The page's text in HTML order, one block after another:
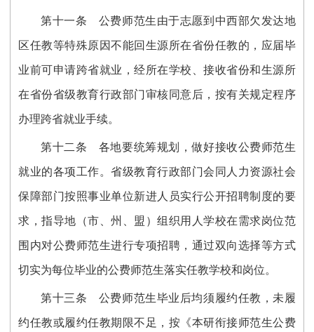
第十一条 公费师范生由于志愿到中西部欠发达地
区任教等特殊原因不能回生源所在省份任教的，应届毕
业前可申请跨省就业，经所在学校、接收省份和生源所
在省份省级教育行政部门审核同意后，按有关规定程序
办理跨省就业手续。
第十二条 各地要统筹规划，做好接收公费师范生
就业的各项工作。省级教育行政部门会同人力资源社会
保障部门按照事业单位新进人员实行公开招聘制度的要
求，指导地（市、州、盟）组织用人学校在需求岗位范
围内对公费师范生进行专项招聘，通过双向选择等方式
切实为每位毕业的公费师范生落实任教学校和岗位。
第十三条 公费师范生毕业后均须履约任教，未履
约任教或履约任教期限不足，按《本研衔接师范生公费